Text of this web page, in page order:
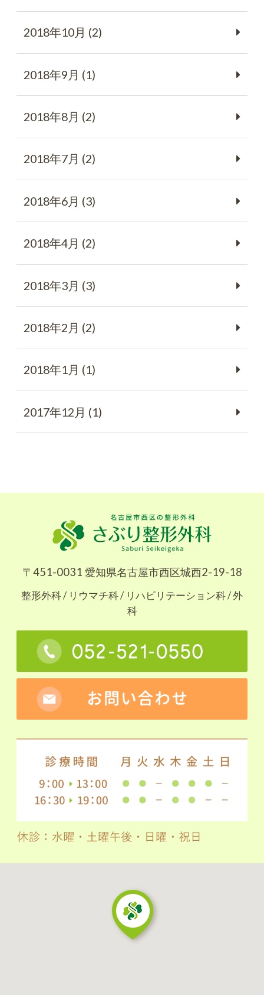
2018年10月 (2)
2018年9月 (1)
2018年8月 (2)
2018年7月 (2)
2018年6月 (3)
2018年4月 (2)
2018年3月 (3)
2018年2月 (2)
2018年1月 (1)
2017年12月 (1)
〒451-0031 愛知県名古屋市西区城西2-19-18
整形外科 / リウマチ科 / リハビリテーション科 / 外
科